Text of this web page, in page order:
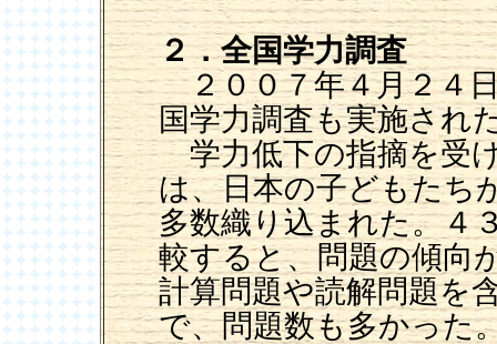
２．全国学力調査
２００７年４月２４
国学力調査も実施され
学力低下の指摘を受
は、日本の子どもたち
多数織り込まれた。４
較すると、問題の傾向
計算問題や読解問題を
で、問題数も多かった